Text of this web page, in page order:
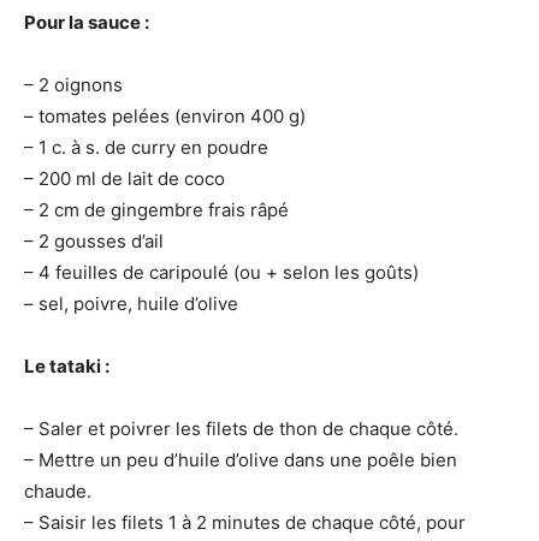
Pour la sauce :
– 2 oignons
– tomates pelées (environ 400 g)
– 1 c. à s. de curry en poudre
– 200 ml de lait de coco
– 2 cm de gingembre frais râpé
– 2 gousses d’ail
– 4 feuilles de caripoulé (ou + selon les goûts)
– sel, poivre, huile d’olive
Le tataki :
– Saler et poivrer les filets de thon de chaque côté.
– Mettre un peu d’huile d’olive dans une poêle bien
chaude.
– Saisir les filets 1 à 2 minutes de chaque côté, pour